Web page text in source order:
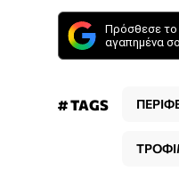
Πρόσθεσε το
αγαπημένα
# TAGS